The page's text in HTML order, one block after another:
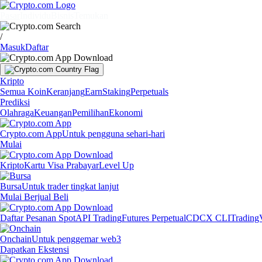
/
MasukDaftar
Kripto
Semua KoinKeranjangEarnStakingPerpetuals
Prediksi
OlahragaKeuanganPemilihanEkonomi
Crypto.com AppUntuk pengguna sehari-hari
Mulai
KriptoKartu Visa PrabayarLevel Up
BursaUntuk trader tingkat lanjut
Mulai Berjual Beli
Daftar Pesanan SpotAPI TradingFutures PerpetualCDCX CLI
OnchainUntuk penggemar web3
Dapatkan Ekstensi